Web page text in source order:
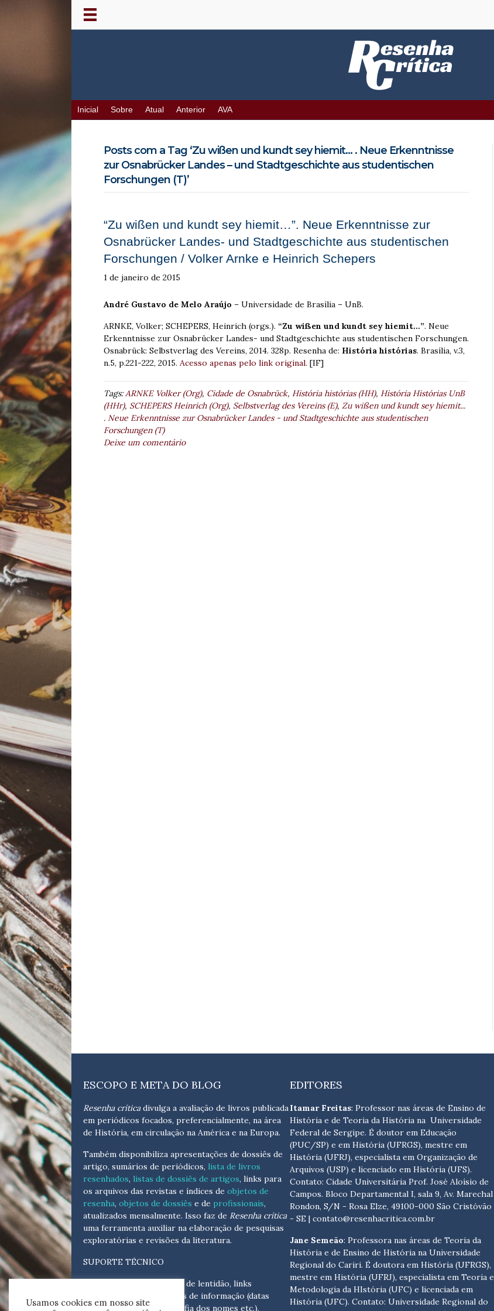
Inicial Sobre Atual Anterior AVA
Posts com a Tag ‘Zu wißen und kundt sey hiemit… . Neue Erkenntnisse
zur Osnabrücker Landes – und Stadtgeschichte aus studentischen
Forschungen (T)’
“Zu wißen und kundt sey hiemit…”. Neue Erkenntnisse zur
Osnabrücker Landes- und Stadtgeschichte aus studentischen
Forschungen / Volker Arnke e Heinrich Schepers
1 de janeiro de 2015
André Gustavo de Melo Araújo – Universidade de Brasília – UnB.
ARNKE, Volker; SCHEPERS, Heinrich (orgs.). “Zu wißen und kundt sey hiemit…”. Neue
Erkenntnisse zur Osnabrücker Landes- und Stadtgeschichte aus studentischen Forschungen.
Osnabrück: Selbstverlag des Vereins, 2014. 328p. Resenha de: História histórias. Brasília, v.3,
n.5, p.221-222, 2015. Acesso apenas pelo link original. [IF]
Tags:ARNKE Volker (Org), Cidade de Osnabrück, História histórias (HH), História Histórias UnB
(HHr), SCHEPERS Heinrich (Org), Selbstverlag des Vereins (E), Zu wißen und kundt sey hiemit...
. Neue Erkenntnisse zur Osnabrücker Landes - und Stadtgeschichte aus studentischen
Forschungen (T)
Deixe um comentário
ESCOPO E META DO BLOG
Resenha críticadivulga a avaliação de livros publicada
em periódicos focados, preferencialmente, na área
de História, em circulação na América e na Europa.
Também disponibiliza apresentações de dossiês de
artigo, sumários de periódicos, lista de livros
resenhados, listas de dossiês de artigos, links para
os arquivos das revistas e índices de objetos de
resenha, objetos de dossiês e de profissionais,
atualizados mensalmente. Isso faz de Resenha crítica
uma ferramenta auxiliar na elaboração de pesquisas
exploratórias e revisões da literatura.
SUPORTE TÉCNICO
Para eventuais problemas de lentidão, links
quebrados, senhas e erros de informação (datas
tópicas, cronológicas, grafia dos nomes etc.),
EDITORES
Itamar Freitas: Professor nas áreas de Ensino de
História e de Teoria da História na Universidade
Federal de Sergipe. É doutor em Educação
(PUC/SP) e em História (UFRGS), mestre em
História (UFRJ), especialista em Organização de
Arquivos (USP) e licenciado em História (UFS).
Contato:Cidade Universitária Prof. José Aloísio de
Campos. Bloco Departamental I, sala 9, Av. Marechal
Rondon, S/N - Rosa Elze, 49100-000 São Cristóvão
- SE| contato@resenhacritica.com.br
Jane Semeão: Professora nas áreas de Teoria da
História e de Ensino de História na Universidade
Regional do Cariri. É doutora em História (UFRGS),
mestre em História (UFRJ), especialista em Teoria e
Metodologia da HIstória (UFC) e licenciada em
História (UFC). Contato:Universidade Regional do
Usamos cookies em nosso site